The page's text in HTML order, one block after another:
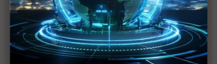
茂林加速東南亞布局 越南新廠2Q量產、泰國建廠規
畫隨後上
川普關稅再退款206億美元 CBP同步修正兩週前烏
龍數字